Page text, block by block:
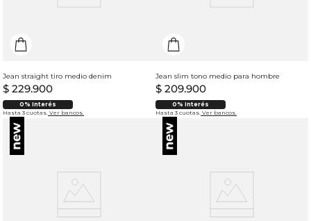
Jean straight tiro medio denim
$ 229.900
0% Interés
Hasta 3 cuotas. Ver bancos.
Jean slim tono medio para hombre
$ 209.900
0% Interés
Hasta 3 cuotas. Ver bancos.